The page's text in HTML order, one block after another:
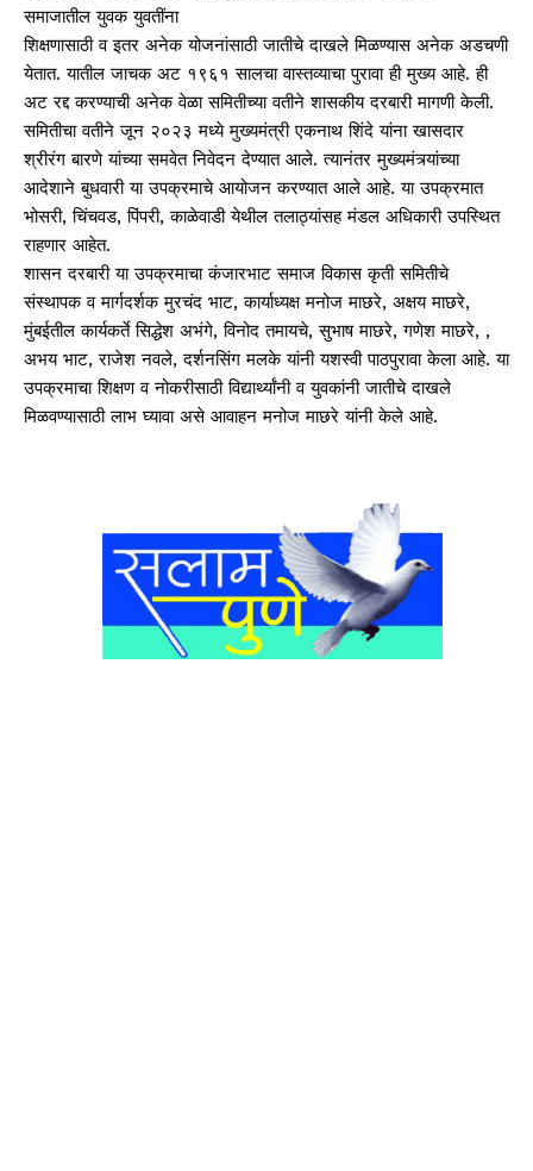
समाजातील युवक युवतींना
शिक्षणासाठी व इतर अनेक योजनांसाठी जातीचे दाखले मिळण्यास अनेक अडचणी
येतात. यातील जाचक अट १९६१ सालचा वास्तव्याचा पुरावा ही मुख्य आहे. ही
अट रद्द करण्याची अनेक वेळा समितीच्या वतीने शासकीय दरबारी मागणी केली.
समितीचा वतीने जून २०२३ मध्ये मुख्यमंत्री एकनाथ शिंदे यांना खासदार
श्रीरंग बारणे यांच्या समवेत निवेदन देण्यात आले. त्यानंतर मुख्यमंत्र्यांच्या
आदेशाने बुधवारी या उपक्रमाचे आयोजन करण्यात आले आहे. या उपक्रमात
भोसरी, चिंचवड, पिंपरी, काळेवाडी येथील तलाठ्यांसह मंडल अधिकारी उपस्थित
राहणार आहेत.
शासन दरबारी या उपक्रमाचा कंजारभाट समाज विकास कृती समितीचे
संस्थापक व मार्गदर्शक मुरचंद भाट, कार्याध्यक्ष मनोज माछरे, अक्षय माछरे,
मुंबईतील कार्यकर्ते सिद्धेश अभंगे, विनोद तमायचे, सुभाष माछरे, गणेश माछरे, ,
अभय भाट, राजेश नवले, दर्शनसिंग मलके यांनी यशस्वी पाठपुरावा केला आहे. या
उपक्रमाचा शिक्षण व नोकरीसाठी विद्यार्थ्यांनी व युवकांनी जातीचे दाखले
मिळवण्यासाठी लाभ घ्यावा असे आवाहन मनोज माछरे यांनी केले आहे.